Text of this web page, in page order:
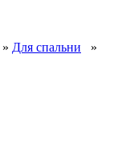
» Для спальни
»